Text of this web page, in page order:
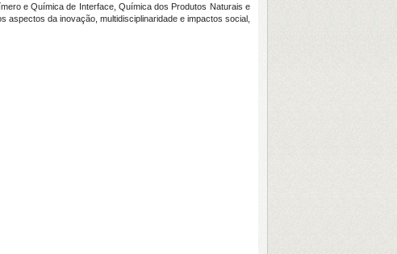
e Química de Interface, Química dos Produtos Naturais e
aspectos da inovação, multidisciplinaridade e impactos social,